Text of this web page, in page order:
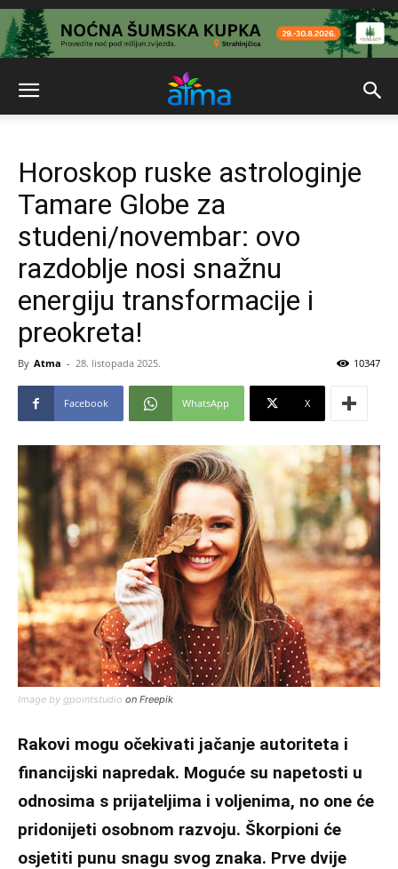
Horoskop ruske astrologinje
Tamare Globe za
studeni/novembar: ovo
razdoblje nosi snažnu
energiju transformacije i
preokreta!
By Atma - 28. listopada 2025. 10347
Facebook WhatsApp X
Image by gpointstudio on Freepik
Rakovi mogu očekivati jačanje autoriteta i
financijski napredak. Moguće su napetosti u
odnosima s prijateljima i voljenima, no one će
pridonijeti osobnom razvoju. Škorpioni će
osjetiti punu snagu svog znaka. Prve dvije